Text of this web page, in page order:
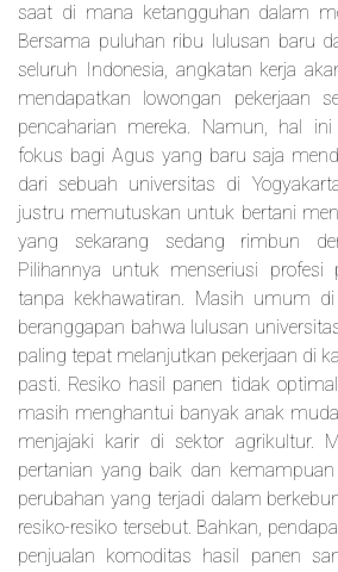
saat di mana ketangguhan dalam
Bersama puluhan ribu lulusan baru
seluruh Indonesia, angkatan kerja
mendapatkan lowongan pekerjaan
pencaharian mereka. Namun, hal
fokus bagi Agus yang baru saja
dari sebuah universitas di
justru memutuskan untuk bertani
yang sekarang sedang rimbun
Pilihannya untuk menseriusi profesi
tanpa kekhawatiran. Masih umum
beranggapan bahwa lulusan
paling tepat melanjutkan pekerjaan di
pasti. Resiko hasil panen tidak
masih menghantui banyak anak
menjajaki karir di sektor agrikultur.
pertanian yang baik dan
perubahan yang terjadi dalam
resiko-resiko tersebut. Bahkan,
penjualan komoditas hasil panen